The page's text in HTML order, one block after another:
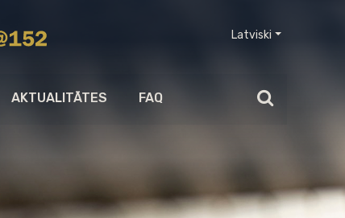
Latviski
AKTUALITĀTES FAQ